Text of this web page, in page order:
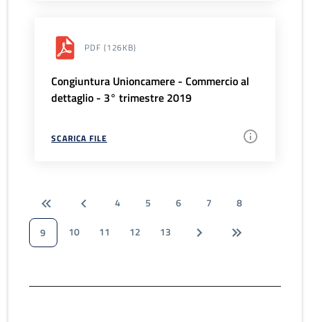
PDF (126KB)
Congiuntura Unioncamere - Commercio al
dettaglio - 3° trimestre 2019
SCARICA FILE
4 5 6 7
8
9
10 11 12 13